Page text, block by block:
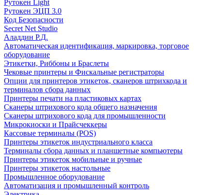
Рутокен Light
Рутокен ЭЦП 3.0
Код Безопасности
Secret Net Studio
Аладдин Р.Д.
Автоматическая идентификация, маркировка, торговое
оборудование
Этикетки, Риббоны и Браслеты
Чековые принтеры и Фискальные регистраторы
Опции для принтеров этикеток, сканеров штрихкода и
терминалов сбора данных
Принтеры печати на пластиковых картах
Сканеры штрихового кода общего назначения
Сканеры штрихового кода для промышленности
Микрокиоски и Прайсчеккеры
Кассовые терминалы (POS)
Принтеры этикеток индустриального класса
Терминалы сбора данных и планшетные компьютеры
Принтеры этикеток мобильные и ручные
Принтеры этикеток настольные
Промышленное оборудование
Автоматизация и промышленный контроль